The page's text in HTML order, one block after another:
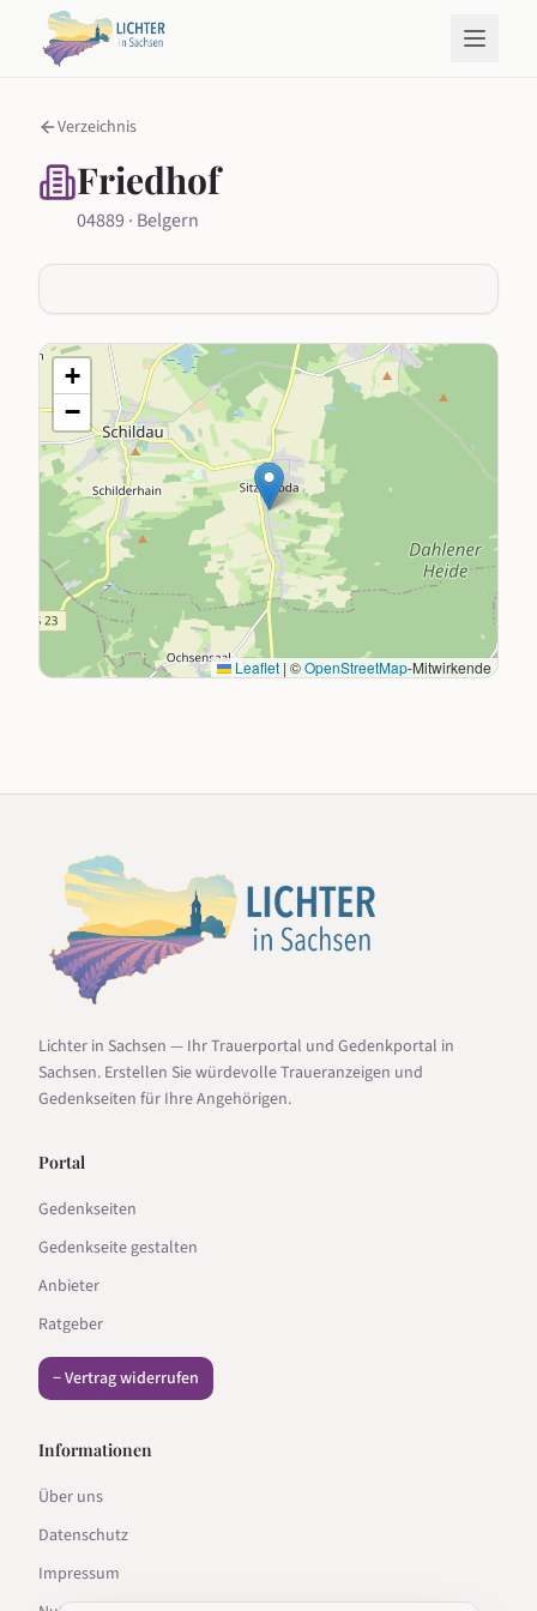
Verzeichnis
Friedhof
04889 · Belgern
+
−
Leaflet | ©OpenStreetMap-Mitwirkende
Lichter in Sachsen — Ihr Trauerportal und Gedenkportal in
Sachsen. Erstellen Sie würdevolle Traueranzeigen und
Gedenkseiten für Ihre Angehörigen.
Portal
Gedenkseiten
Gedenkseite gestalten
Anbieter
Ratgeber
− Vertrag widerrufen
Informationen
Über uns
Datenschutz
Impressum